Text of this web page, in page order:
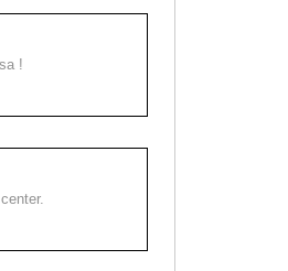
!